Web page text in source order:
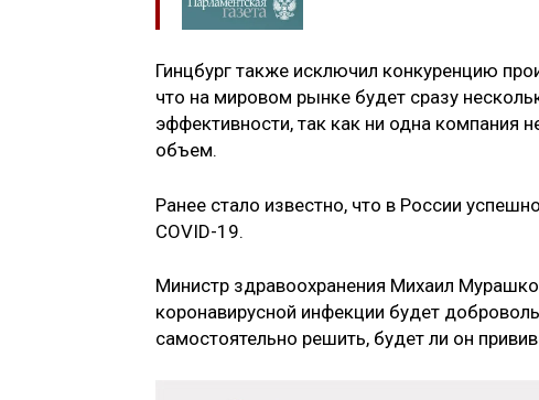
Гинцбург также исключил конкуренцию
что на мировом рынке будет сразу
эффективности, так как ни одна компания
объем.
Ранее стало известно, что в России успешно
COVID-19.
Министр здравоохранения Михаил Мурашко
коронавирусной инфекции будет
самостоятельно решить, будет ли он